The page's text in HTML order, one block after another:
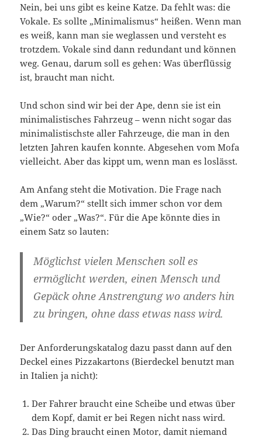
Nein, bei uns gibt es keine Katze. Da fehlt was: die
Vokale. Es sollte „Minimalismus“ heißen. Wenn man
es weiß, kann man sie weglassen und versteht es
trotzdem. Vokale sind dann redundant und können
weg. Genau, darum soll es gehen: Was überflüssig
ist, braucht man nicht.
Und schon sind wir bei der Ape, denn sie ist ein
minimalistisches Fahrzeug – wenn nicht sogar das
minimalistischste aller Fahrzeuge, die man in den
letzten Jahren kaufen konnte. Abgesehen vom Mofa
vielleicht. Aber das kippt um, wenn man es loslässt.
Am Anfang steht die Motivation. Die Frage nach
dem „Warum?“ stellt sich immer schon vor dem
„Wie?“ oder „Was?“. Für die Ape könnte dies in
einem Satz so lauten:
Möglichst vielen Menschen soll es
ermöglicht werden, einen Mensch und
Gepäck ohne Anstrengung wo anders hin
zu bringen, ohne dass etwas nass wird.
Der Anforderungskatalog dazu passt dann auf den
Deckel eines Pizzakartons (Bierdeckel benutzt man
in Italien ja nicht):
Der Fahrer braucht eine Scheibe und etwas über
dem Kopf, damit er bei Regen nicht nass wird.
Das Ding braucht einen Motor, damit niemand